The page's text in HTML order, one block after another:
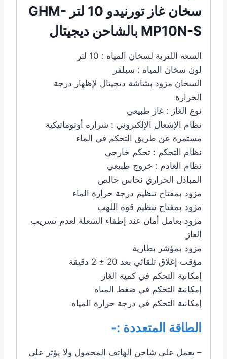
سخان غاز تورنيدو 10 لتر GHM-
MP10N-S بالشاحن ديجيتال
السعة اللترية لسخان المياه : 10 لتر
لون سخان المياه : سيلفر
السخان مزود بشاشة ديجيتال لإظهار درجة
الحرارة
نوع الغاز : غاز طبيعي
نظام الإشعال الإلكتروني : شرارة أوتوماتيكية
مستمرة عن طريق التحكم في الماء
نظام التحكم : تحكم خارجي
نظام العادم : خروج طبيعي
المبادل الحراري نحاس خالص
مزود بمفتاح تنظيم درجة حرارة الماء
مزود بمفتاح تنظيم قوة اللهب
مزود بعامل أمان عند إطفاء الشعلة لعدم تسريب
الغاز
مزود بمؤشر بطارية
مؤقت إغلاق تلقائي بعد 20 ± 2 دقيقة
إمكانية التحكم في كمية الغاز
إمكانية التحكم في ضغط المياه
إمكانية التحكم في درجة حرارة المياه
الطاقة المتعددة :-
– يعمل على شاحن الهاتف المحمول ولا يؤثر على